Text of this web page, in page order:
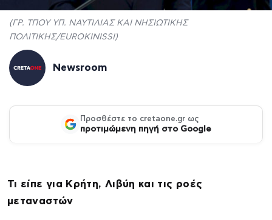
(ΓΡ. ΤΠΟΥ ΥΠ. ΝΑΥΤΙΛΙΑΣ ΚΑΙ ΝΗΣΙΩΤΙΚΗΣ
ΠΟΛΙΤΙΚΗΣ/EUROKINISSI)
Newsroom
Προσθέστε το cretaone.gr ως
προτιμώμενη πηγή στο Google
Τι είπε για Κρήτη, Λιβύη και τις ροές
μεταναστών